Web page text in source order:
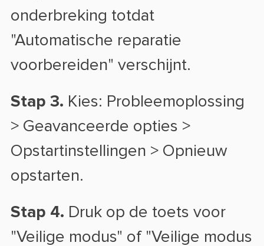
onderbreking totdat
"Automatische reparatie
voorbereiden" verschijnt.
Stap 3. Kies: Probleemoplossing
> Geavanceerde opties >
Opstartinstellingen > Opnieuw
opstarten.
Stap 4. Druk op de toets voor
"Veilige modus" of "Veilige modus